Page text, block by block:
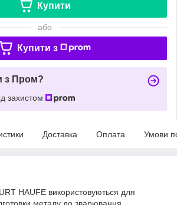
Купити
або
Купити з
з Пром?
захистом
Доставка Оплата Умови
HAUFE використовуються для
металу до зварювання,